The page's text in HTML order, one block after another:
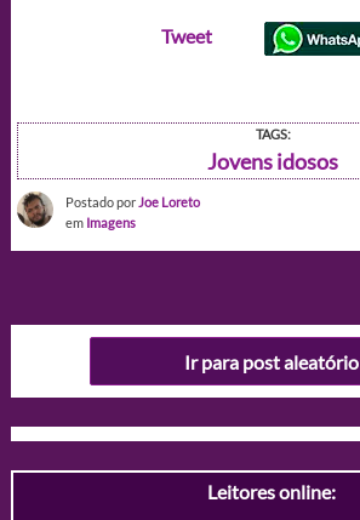
Tweet
TAGS:
Jovens idosos
Postado por Joe Loreto
em Imagens
Ir para post aleatório
Leitores online: